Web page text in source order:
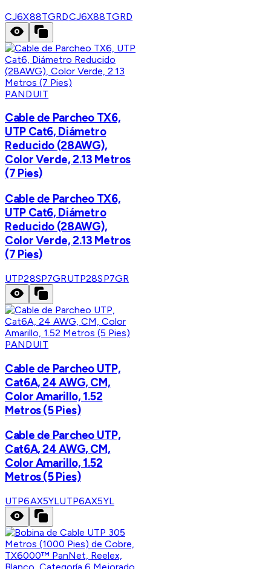
CJ6X88TGRDCJ6X88TGRD
PANDUIT
Cable de Parcheo TX6,
UTP Cat6, Diámetro
Reducido (28AWG),
Color Verde, 2.13 Metros
(7 Pies)
Cable de Parcheo TX6,
UTP Cat6, Diámetro
Reducido (28AWG),
Color Verde, 2.13 Metros
(7 Pies)
UTP28SP7GRUTP28SP7GR
PANDUIT
Cable de Parcheo UTP,
Cat6A, 24 AWG, CM,
Color Amarillo, 1.52
Metros (5 Pies)
Cable de Parcheo UTP,
Cat6A, 24 AWG, CM,
Color Amarillo, 1.52
Metros (5 Pies)
UTP6AX5YLUTP6AX5YL